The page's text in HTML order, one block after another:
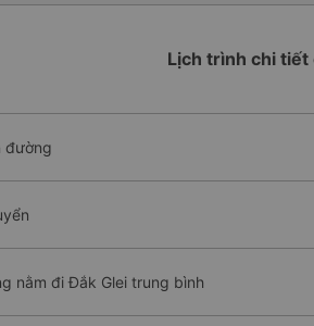
Lịch trình chi tiết
đường
nằm đi Đắk Glei trung bình